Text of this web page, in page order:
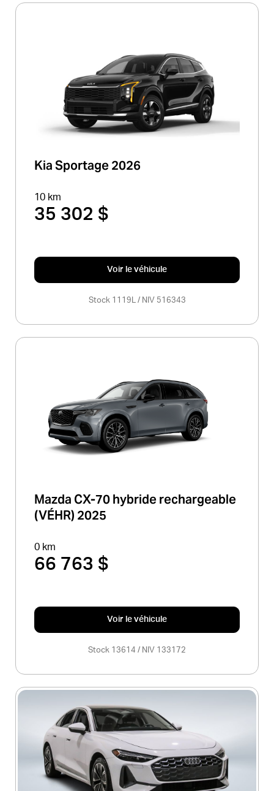
Kia Sportage 2026
10 km
35 302 $
Voir le véhicule
Stock 1119L / NIV 516343
Mazda CX-70 hybride rechargeable
(VÉHR) 2025
0 km
66 763 $
Voir le véhicule
Stock 13614 / NIV 133172